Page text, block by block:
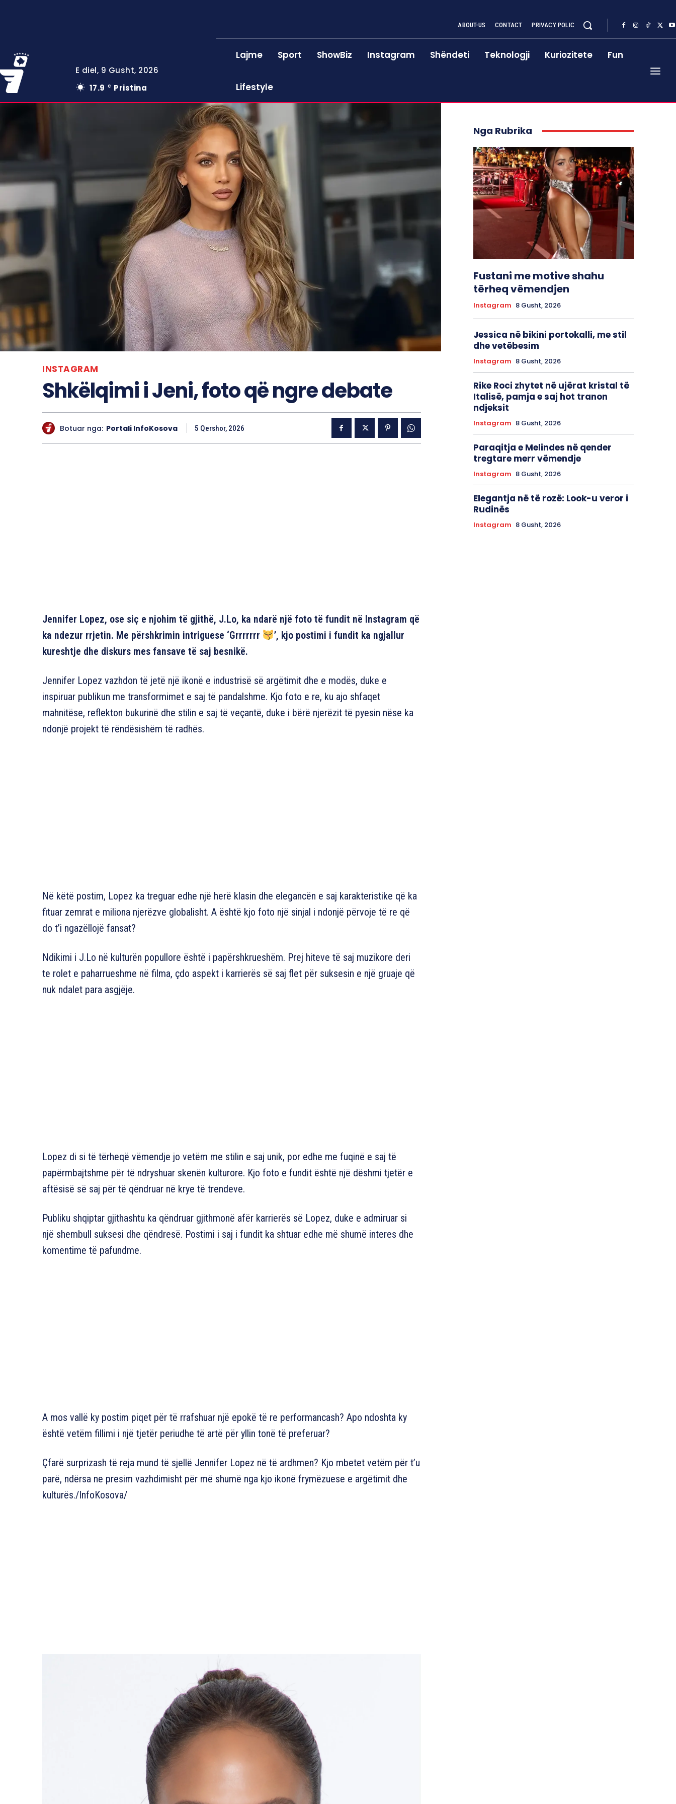
E diel, 9 Gusht, 2026
17.9
C Pristina
ABOUT-US CONTACT PRIVACY POLIC
Lajme Sport ShowBiz Instagram Shëndeti Teknologji Kuriozitete Fun
Lifestyle
INSTAGRAM
Shkëlqimi i Jeni, foto që ngre debate
Botuar nga: Portali InfoKosova 5 Qershor, 2026
Jennifer Lopez, ose siç e njohim të gjithë, J.Lo, ka ndarë një foto të fundit në Instagram që
ka ndezur rrjetin. Me përshkrimin intriguese ‘Grrrrrrr
’, kjo postimi i fundit ka ngjallur
kureshtje dhe diskurs mes fansave të saj besnikë.
Jennifer Lopez vazhdon të jetë një ikonë e industrisë së argëtimit dhe e modës, duke e
inspiruar publikun me transformimet e saj të pandalshme. Kjo foto e re, ku ajo shfaqet
mahnitëse, reflekton bukurinë dhe stilin e saj të veçantë, duke i bërë njerëzit të pyesin nëse ka
ndonjë projekt të rëndësishëm të radhës.
Në këtë postim, Lopez ka treguar edhe një herë klasin dhe elegancën e saj karakteristike që ka
fituar zemrat e miliona njerëzve globalisht. A është kjo foto një sinjal i ndonjë përvoje të re që
do t’i ngazëllojë fansat?
Ndikimi i J.Lo në kulturën popullore është i papërshkrueshëm. Prej hiteve të saj muzikore deri
te rolet e paharrueshme në filma, çdo aspekt i karrierës së saj flet për suksesin e një gruaje që
nuk ndalet para asgjëje.
Lopez di si të tërheqë vëmendje jo vetëm me stilin e saj unik, por edhe me fuqinë e saj të
papërmbajtshme për të ndryshuar skenën kulturore. Kjo foto e fundit është një dëshmi tjetër e
aftësisë së saj për të qëndruar në krye të trendeve.
Publiku shqiptar gjithashtu ka qëndruar gjithmonë afër karrierës së Lopez, duke e admiruar si
një shembull suksesi dhe qëndresë. Postimi i saj i fundit ka shtuar edhe më shumë interes dhe
komentime të pafundme.
A mos vallë ky postim piqet për të rrafshuar një epokë të re performancash? Apo ndoshta ky
është vetëm fillimi i një tjetër periudhe të artë për yllin tonë të preferuar?
Çfarë surprizash të reja mund të sjellë Jennifer Lopez në të ardhmen? Kjo mbetet vetëm për t’u
parë, ndërsa ne presim vazhdimisht për më shumë nga kjo ikonë frymëzuese e argëtimit dhe
kulturës./InfoKosova/
Nga Rubrika
Fustani me motive shahu
tërheq vëmendjen
Instagram 8 Gusht, 2026
Jessica në bikini portokalli, me stil
dhe vetëbesim
Instagram 8 Gusht, 2026
Rike Roci zhytet në ujërat kristal të
Italisë, pamja e saj hot tranon
ndjeksit
Instagram 8 Gusht, 2026
Paraqitja e Melindes në qender
tregtare merr vëmendje
Instagram 8 Gusht, 2026
Elegantja në të rozë: Look-u veror i
Rudinës
Instagram 8 Gusht, 2026